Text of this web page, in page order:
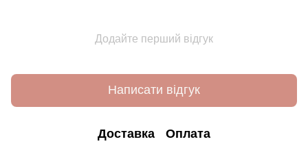
Додайте перший відгук
Написати відгук
Доставка Оплата